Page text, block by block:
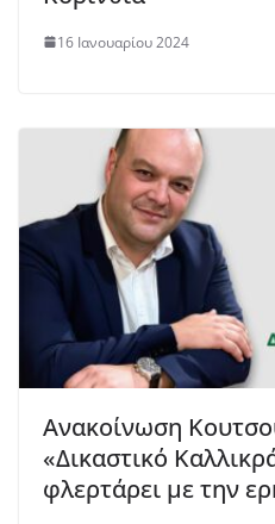
16 Ιανουαρίου 2024
Ανακοίνωση
«Δικαστικό
φλερτάρει με την